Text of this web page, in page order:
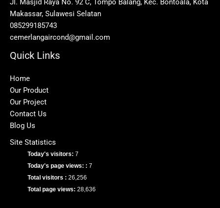
Jl. Masjid Raya No. 92 C, Tompo Balang, Kec. Bontoala, Kota
Makassar, Sulawesi Selatan
085299185743
cemerlangaircond@gmail.com
Quick Links
Home
Our Product
Our Project
Contact Us
Blog Us
Site Statistics
Today's visitors: 7
Today's page views: : 7
Total visitors : 26,256
Total page views: 28,636